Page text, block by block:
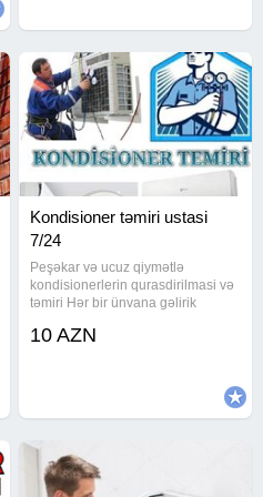
kondisyonerlere qaz
vurulması paltary
qaz vurulması
Kondisioner təmiri ustasi
7/24
Peşəkar və ucuz qiymətlə
kondisionerlerin qurasdirilmasi və
təmiri Hər bir ünvana gəlirik
ustasi ремонт кондиционера
10 AZN